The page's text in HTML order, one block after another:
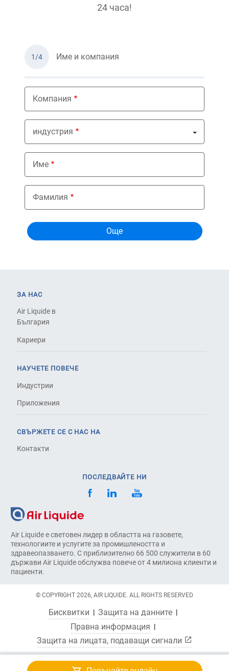
24 часа!
1/4 Име и компания
Компания
индустрия
Nothing selected
Име
Фамилия
Air Liquide е световен лидер в областта на газовете,
технологиите и услугите за промишлеността и
здравеопазването. С приблизително 66 500 служители в 60
държави Air Liquide обслужва повече от 4 милиона клиенти и
пациенти.
ЗА НАС
Air Liquide в
България
Кариери
НАУЧЕТЕ ПОВЕЧЕ
Индустрии
Приложения
СВЪРЖЕТЕ СЕ С НАС НА
Контакти
ПОСЛЕДВАЙТЕ НИ
© COPYRIGHT 2026, AIR LIQUIDE. ALL RIGHTS RESERVED
Бисквитки
Защита на данните
Правна информация
Защита на лицата, подаващи сигнали